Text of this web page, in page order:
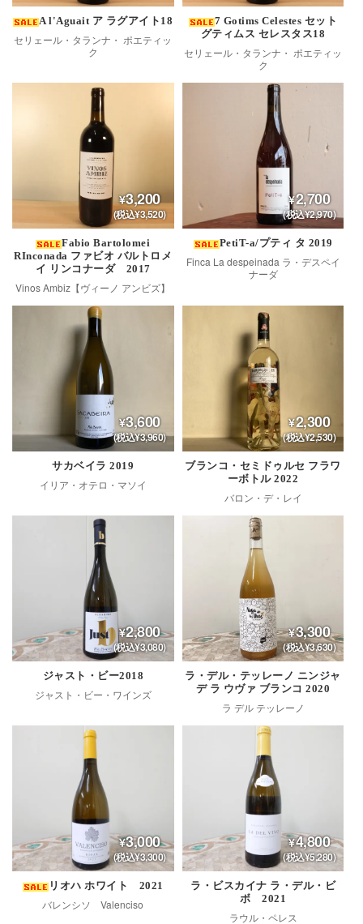
A l'Aguait ア ラグアイト18
セリェール・タランナ・ ポエティッ
ク
7 Gotims Celestes セット
グティムス セレスタス18
セリェール・タランナ・ ポエティッ
ク
3,200
(税込¥3,520)
Fabio Bartolomei
RInconada ファビオ バルトロメ
イ リンコナーダ 2017
Vinos Ambiz【ヴィーノ アンビズ】
2,700
(税込¥2,970)
PetiT-a/プティ タ 2019
Finca La despeinada ラ・デスペイ
ナーダ
3,600
(税込¥3,960)
サカベイラ 2019
イリア・オテロ・マソイ
2,300
(税込¥2,530)
ブランコ・セミドゥルセ フラワ
ーボトル 2022
バロン・デ・レイ
2,800
(税込¥3,080)
ジャスト・ビー2018
ジャスト・ビー・ワインズ
3,300
(税込¥3,630)
ラ・デル・テッレーノ ニンジャ
デ ラ ウヴァ ブランコ 2020
ラ デル テッレーノ
3,000
(税込¥3,300)
リオハ ホワイト 2021
バレンシソ Valenciso
4,800
(税込¥5,280)
ラ・ビスカイナ ラ・デル・ビ
ボ 2021
ラウル・ペレス